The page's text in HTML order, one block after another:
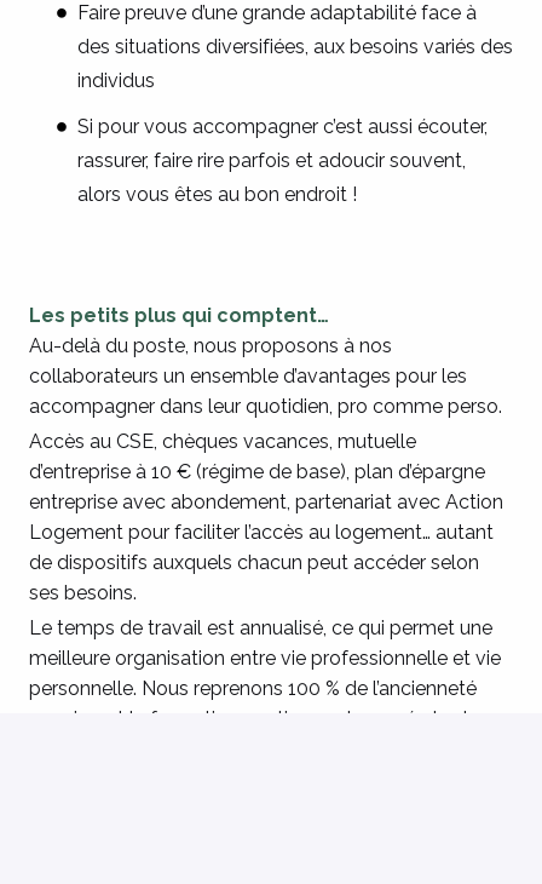
Faire preuve d’une grande adaptabilité face à
des situations diversifiées, aux besoins variés des
individus
Si pour vous accompagner c’est aussi écouter,
rassurer, faire rire parfois et adoucir souvent,
alors vous êtes au bon endroit !
Les petits plus qui comptent…
Au-delà du poste, nous proposons à nos
collaborateurs un ensemble d’avantages pour les
accompagner dans leur quotidien, pro comme perso.
Accès au CSE, chèques vacances, mutuelle
d’entreprise à 10 € (régime de base), plan d’épargne
entreprise avec abondement, partenariat avec Action
Logement pour faciliter l’accès au logement… autant
de dispositifs auxquels chacun peut accéder selon
ses besoins.
Le temps de travail est annualisé, ce qui permet une
meilleure organisation entre vie professionnelle et vie
personnelle. Nous reprenons 100 % de l’ancienneté
acquise, et la formation continue est assurée tout au